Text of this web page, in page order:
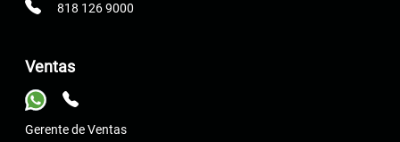
818 126 9000
Ventas
Gerente de Ventas